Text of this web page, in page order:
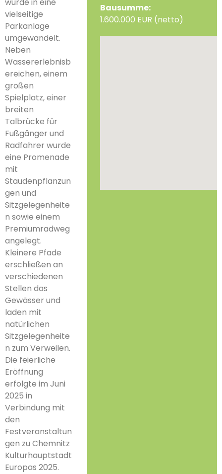
wurde in eine
vielseitige
Parkanlage
umgewandelt.
Neben
Wassererlebnisb
ereichen, einem
großen
Spielplatz, einer
breiten
Talbrücke für
Fußgänger und
Radfahrer wurde
eine Promenade
mit
Staudenpflanzun
gen und
Sitzgelegenheite
n sowie einem
Premiumradweg
angelegt.
Kleinere Pfade
erschließen an
verschiedenen
Stellen das
Gewässer und
laden mit
natürlichen
Sitzgelegenheite
n zum Verweilen.
Die feierliche
Eröffnung
erfolgte im Juni
2025 in
Verbindung mit
den
Festveranstaltun
gen zu Chemnitz
Kulturhauptstadt
Europas 2025.
Bausumme:
1.600.000 EUR (netto)